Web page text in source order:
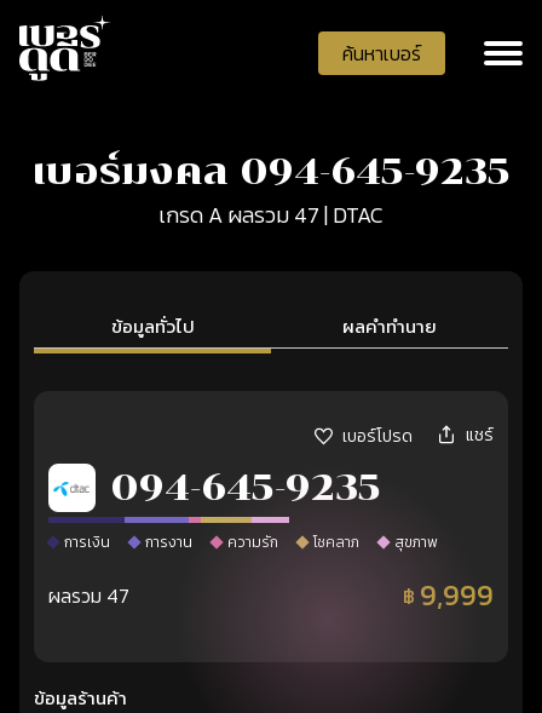
ค้นหาเบอร์
เบอร์มงคล 094-645-9235
เกรด A ผลรวม 47 | DTAC
ข้อมูลทั่วไป ผลคำทำนาย
เบอร์โปรด แชร์
094-645-9235
การเงิน การงาน ความรัก โชคลาภ สุขภาพ
ผลรวม 47 ฿ 9,999
ข้อมูลร้านค้า